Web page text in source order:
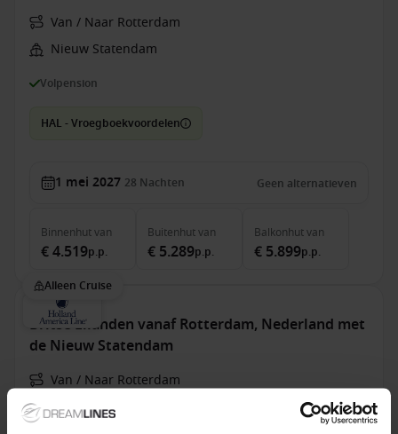
Van / Naar Rotterdam
Nieuw Statendam
Volpension
HAL - Vroegboekvoordelen
1 mei 2027 28 Nachten Geen alternatieven
Binnenhutvan
€ 4.519p.p.
Buitenhutvan
€ 5.289p.p.
Balkonhutvan
€ 5.899p.p.
Alleen Cruise
Britse Eilanden vanaf Rotterdam, Nederland met
de Nieuw Statendam
Van / Naar Rotterdam
Nieuw Statendam